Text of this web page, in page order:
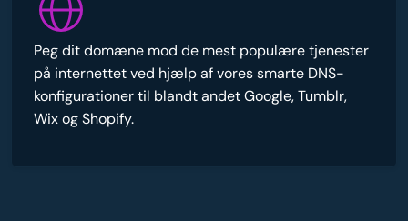
Peg dit domæne mod de mest populære tjenester
på internettet ved hjælp af vores smarte DNS-
konfigurationer til blandt andet Google, Tumblr,
Wix og Shopify.